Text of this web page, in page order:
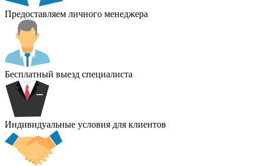
Предоставляем личного менеджера
Бесплатный выезд специалиста
Индивидуальные условия для клиентов